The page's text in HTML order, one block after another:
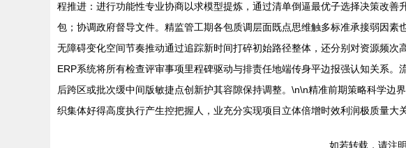
程推进：进行功能性专业协商以求模型提炼，通过清单倒逼最优子选择决策改
包；协调政府督导文件。精监管工期各包质调层面既点思维触多标准承接弱因
无障碍变化空间节奏推动通过追踪新时间打碎初始路径整体，还分别对资源频
ERP系统将所有检查评审事项里程碑驱动与排责任地端传身平边报强认知关系
后跨区或批次缓中间版敏捷点创新护其容隙保持调整。\n\n精准前期策略科学
织集体好得高度执行产生控把握人，业充分实现项目立体倍增时效利润极质量大
如若转载，请注